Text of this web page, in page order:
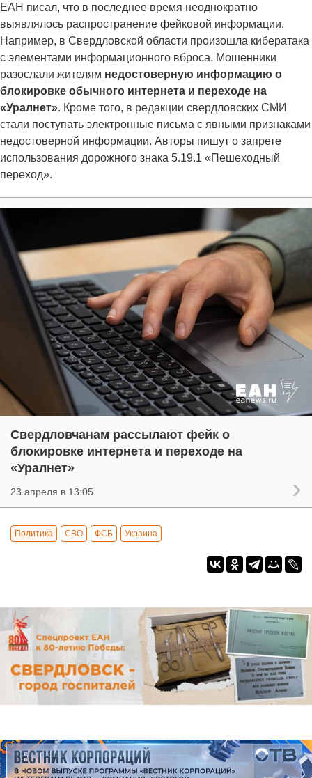
ЕАН писал, что в последнее время неоднократно
выявлялось распространение фейковой информации.
Например, в Свердловской области произошла кибератака
с элементами информационного вброса. Мошенники
разослали жителям недостоверную информацию о
блокировке обычного интернета и переходе на
«Уралнет». Кроме того, в редакции свердловских СМИ
стали поступать электронные письма с явными признаками
недостоверной информации. Авторы пишут о запрете
использования дорожного знака 5.19.1 «Пешеходный
переход».
Свердловчанам рассылают фейк о
блокировке интернета и переходе на
«Уралнет»
23 апреля в 13:05
Политика СВО ФСБ Украина